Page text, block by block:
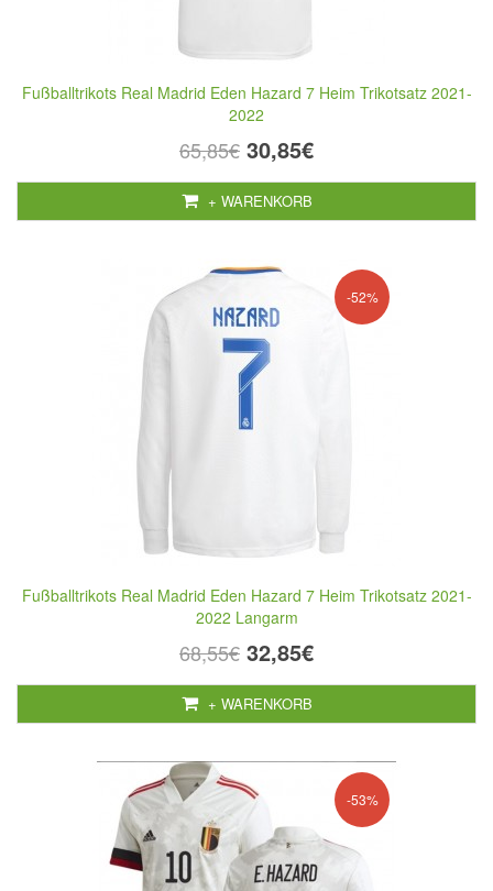
Fußballtrikots Real Madrid Eden Hazard 7 Heim Trikotsatz 2021-
2022
65,85€ 30,85€
+ WARENKORB
-52%
Fußballtrikots Real Madrid Eden Hazard 7 Heim Trikotsatz 2021-
2022 Langarm
68,55€ 32,85€
+ WARENKORB
-53%